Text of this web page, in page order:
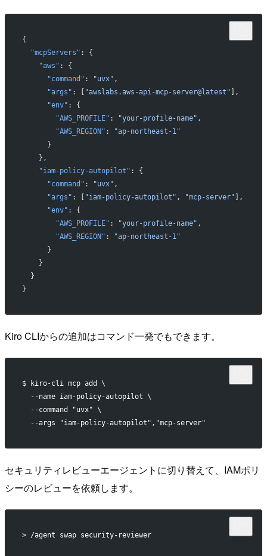
{
  "mcpServers"
: {
    "aws"
: {
      "command"
: "uvx" ,
      "args"
: [ "awslabs.aws-api-mcp-server@latest" ],
      "env"
: {
        "AWS_PROFILE"
: "your-profile-name" ,
        "AWS_REGION"
:
"ap-northeast-1"
      }
    },
    "iam-policy-autopilot"
: {
      "command"
: "uvx" ,
      "args"
: [ "iam-policy-autopilot" , "mcp-server" ],
      "env"
: {
        "AWS_PROFILE"
: "your-profile-name" ,
        "AWS_REGION"
:
"ap-northeast-1"
      }
    }
  }
}
Kiro CLIからの追加はコマンド一発でもできます。
$ kiro-cli mcp add \
  --name iam-policy-autopilot \
  --command "uvx" \
  --args "iam-policy-autopilot","mcp-server"
セキュリティレビューエージェントに切り替えて、IAMポリ
シーのレビューを依頼します。
> /agent swap security-reviewer